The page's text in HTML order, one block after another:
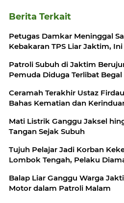
Berita Terkait
Petugas Damkar Meninggal
Kebakaran TPS Liar Jaktim,
Patroli Subuh di Jaktim
Pemuda Diduga Terlibat Begal
Ceramah Terakhir Ustaz
Bahas Kematian dan
Mati Listrik Ganggu Jaksel
Tangan Sejak Subuh
Tujuh Pelajar Jadi Korban
Lombok Tengah, Pelaku
Balap Liar Ganggu Warga
Motor dalam Patroli Malam